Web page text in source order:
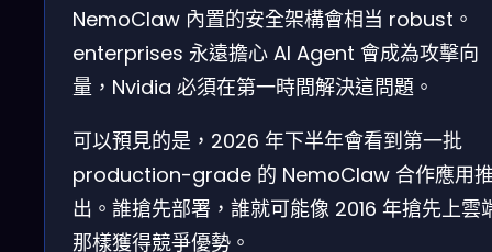
NemoClaw 內置的安全架構會相当 robust。
enterprises 永遠擔心 AI Agent 會成為攻擊向
量，Nvidia 必須在第一時間解決這問題。
可以預見的是，2026 年下半年會看到第一批
production-grade 的 NemoClaw 合作應用
出。誰搶先部署，誰就可能像 2016 年搶先上雲
那樣獲得競爭優勢。